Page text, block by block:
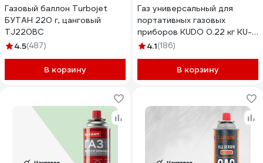
Газовый баллон Turbojet
БУТАН 220 г, цанговый
TJ220BC
4.5(487)
В корзину
Газ универсальный для
портативных газовых
приборов KUDO 0.22 кг KU-
H403
4.1(186)
В корзину